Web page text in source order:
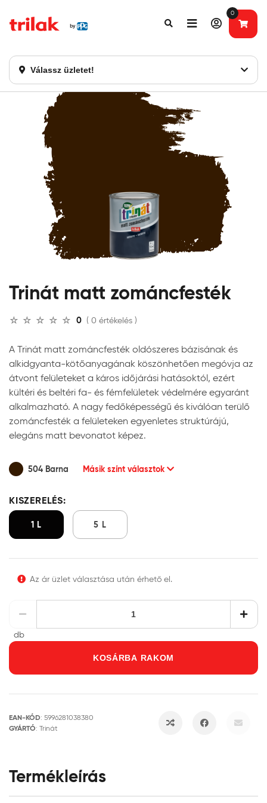
Válassz üzletet!
0
Fontos tájékoztatás!
Trinát matt zománcfesték
0 ( 0 értékelés )
A Trinát matt zománcfesték oldószeres bázisának és
alkidgyanta-kötőanyagának köszönhetően megóvja az
átvont felületeket a káros időjárási hatásoktól, ezért
kültéri és beltéri fa- és fémfelületek védelmére egyaránt
alkalmazható. A nagy fedőképességű és kiválóan terülő
zománcfesték a felületeken egyenletes struktúrájú,
elegáns matt bevonatot képez.
504 Barna Másik színt választok
KISZERELÉS:
1 L 5 L
Az ár üzlet választása után érhető el.
db
KOSÁRBA RAKOM
EAN-KÓD: 5996281038380
GYÁRTÓ: Trinát
Termékleírás